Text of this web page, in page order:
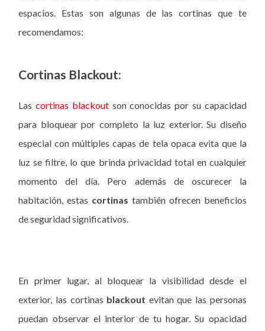
espacios. Estas son algunas de las cortinas que te
recomendamos:
Cortinas Blackout:
Lascortinas blackoutson conocidas por su capacidad
para bloquear por completo la luz exterior. Su diseño
especial con múltiples capas de tela opaca evita que la
luz se filtre, lo que brinda privacidad total en cualquier
momento del día. Pero además de oscurecer la
habitación, estas cortinas también ofrecen beneficios
de seguridad significativos.
En primer lugar, al bloquear la visibilidad desde el
exterior, las cortinas blackout evitan que las personas
puedan observar el interior de tu hogar. Su opacidad